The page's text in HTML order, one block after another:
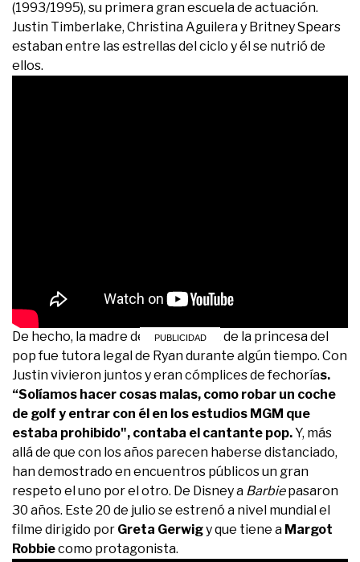
(1993/1995), su primera gran escuela de actuación.
Justin Timberlake, Christina Aguilera y Britney Spears
estaban entre las estrellas del ciclo y él se nutrió de
ellos.
De hecho, la madre del músico y ex de la princesa del
pop fue tutora legal de Ryan durante algún tiempo. Con
Justin vivieron juntos y eran cómplices de fechorías.
“Solíamos hacer cosas malas, como robar un coche
de golf y entrar con él en los estudios MGM que
estaba prohibido", contaba el cantante pop.Y, más
allá de que con los años parecen haberse distanciado,
han demostrado en encuentros públicos un gran
respeto el uno por el otro. De Disney a Barbiepasaron
30 años. Este 20 de julio se estrenó a nivel mundial el
filme dirigido por Greta Gerwigy que tiene a Margot
Robbiecomo protagonista.